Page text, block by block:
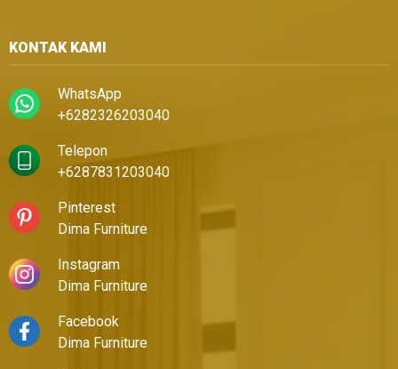
KONTAK KAMI
WhatsApp
+6282326203040
Telepon
+6287831203040
Pinterest
Dima Furniture
Instagram
Dima Furniture
Facebook
Dima Furniture